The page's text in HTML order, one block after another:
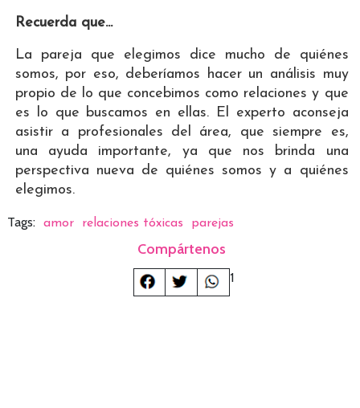
Recuerda que...
La pareja que elegimos dice mucho de quiénes
somos, por eso, deberíamos hacer un análisis muy
propio de lo que concebimos como relaciones y que
es lo que buscamos en ellas. El experto aconseja
asistir a profesionales del área, que siempre es,
una ayuda importante, ya que nos brinda una
perspectiva nueva de quiénes somos y a quiénes
elegimos.
Tags: amor relaciones tóxicas parejas
Compártenos
1